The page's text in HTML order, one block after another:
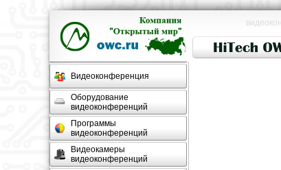
Видеоконференция
Оборудование
видеоконференций
Программы
видеоконференций
Видеокамеры
видеоконференций